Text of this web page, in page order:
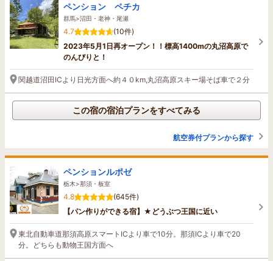
ペンション ペチカ
群馬>沼田・老神・尾瀬
4.7
(10件)
2023年5月1日再オープン！！標高1400mの丸沼高原で
のんびりと！
関越道沼田ICより日光方面へ約４０km,丸沼高原スキー場そば車で２分
この宿の宿泊プランをすべてみる
航空券付プランから探す
ペンションルポゼ
栃木>那須・板室
4.8
(645件)
【パン作りができる宿】★どうぶつ王国に近い
東北自動車道那須高原スマートICより車で10分。那須ICより車で20
分。どちらも動物王国方面へ